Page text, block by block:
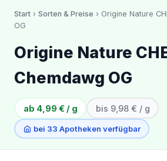
Start › Sorten & Preise › Origine Nature
OG
Origine Nature
Chemdawg OG
ab 4,99 € / g bis 9,98 € / g
bei 33 Apotheken verfügbar